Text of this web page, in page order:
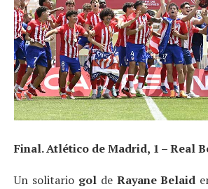
Final. Atlético de Madrid, 1 – Real
Un solitariogolde Rayane Belaid